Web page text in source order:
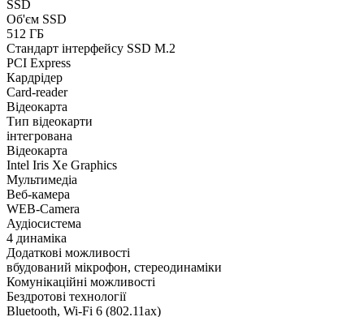
SSD
Об'єм SSD
512 ГБ
Стандарт інтерфейсу SSD M.2
PCI Express
Кардрідер
Card-reader
Відеокарта
Тип відеокарти
інтегрована
Відеокарта
Intel Iris Xe Graphics
Мультимедіа
Веб-камера
WEB-Camera
Аудіосистема
4 динаміка
Додаткові можливості
вбудований мікрофон, стереодинаміки
Комунікаційні можливості
Бездротові технології
Bluetooth, Wi-Fi 6 (802.11aх)